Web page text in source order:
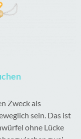
Zweck als
sein. Das ist
ohne Lücke